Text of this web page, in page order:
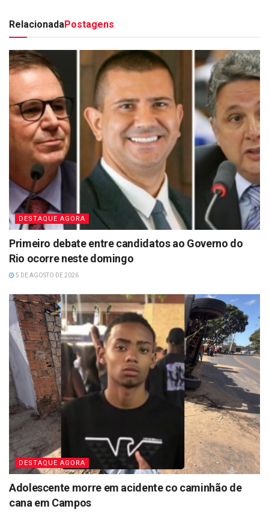
RelacionadaPostagens
DESTAQUE AGORA
Primeiro debate entre candidatos ao Governo do
Rio ocorre neste domingo
5 DE AGOSTO DE 2026
DESTAQUE AGORA
Adolescente morre em acidente co caminhão de
cana em Campos